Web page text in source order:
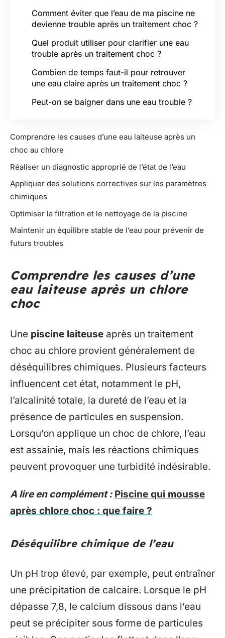
Comment éviter que l’eau de ma piscine ne
devienne trouble après un traitement choc ?
Quel produit utiliser pour clarifier une eau
trouble après un traitement choc ?
Combien de temps faut-il pour retrouver
une eau claire après un traitement choc ?
Peut-on se baigner dans une eau trouble ?
Comprendre les causes d’une eau laiteuse après un
choc au chlore
Réaliser un diagnostic approprié de l’état de l’eau
Appliquer des solutions correctives sur les paramètres
chimiques
Optimiser la filtration et le nettoyage de la piscine
Maintenir un équilibre stable de l’eau pour prévenir de
futurs troubles
Comprendre les causes d’une
eau laiteuse après un chlore
choc
Une piscine laiteuse après un traitement
choc au chlore provient généralement de
déséquilibres chimiques. Plusieurs facteurs
influencent cet état, notamment le pH,
l’alcalinité totale, la dureté de l’eau et la
présence de particules en suspension.
Lorsqu’on applique un choc de chlore, l’eau
est assainie, mais les réactions chimiques
peuvent provoquer une turbidité indésirable.
A lire en complément : Piscine qui mousse
après chlore choc : que faire ?
Déséquilibre chimique de l’eau
Un pH trop élevé, par exemple, peut entraîner
une précipitation de calcaire. Lorsque le pH
dépasse 7,8, le calcium dissous dans l’eau
peut se précipiter sous forme de particules